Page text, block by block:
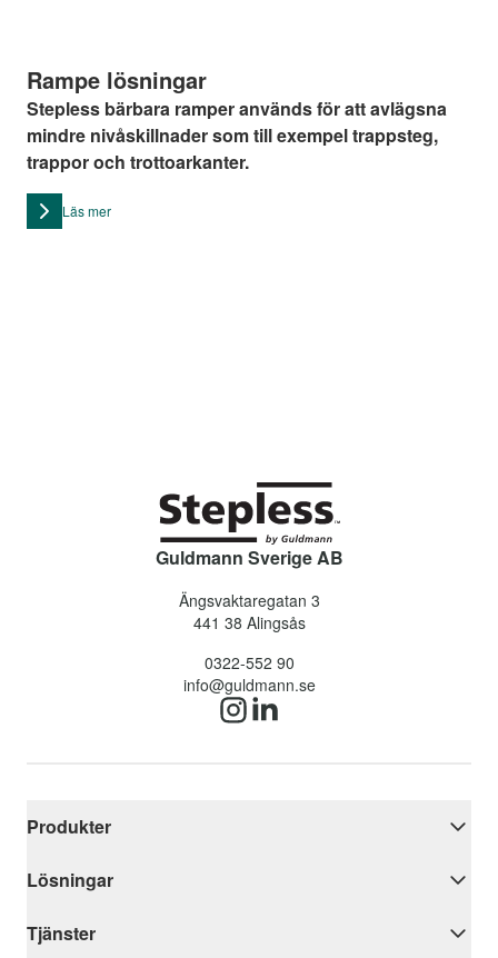
Rampe lösningar
Stepless bärbara ramper används för att avlägsna
mindre nivåskillnader som till exempel trappsteg,
trappor och trottoarkanter.
Läs mer
Guldmann Sverige AB
Ängsvaktaregatan 3
441 38 Alingsås
0322-552 90
info@guldmann.se
Produkter
Lösningar
Tjänster